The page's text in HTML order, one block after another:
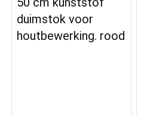
duimstok voor
houtbewerking. rood